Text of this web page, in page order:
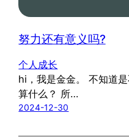
努力还有意义吗?
个人成长
hi，我是金金。 不知道
算什么？ 所…
2024-12-30